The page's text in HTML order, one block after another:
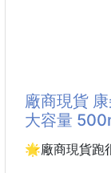
把『汙垢吃
多年佳評如
✅天然來源
✅成分單純✅
帶來一款真正
趁著大掃除檔
廠商現貨
大容量
🌟廠商現貨跑